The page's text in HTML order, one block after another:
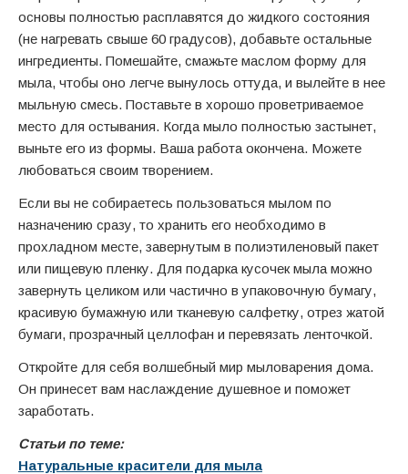
основы полностью расплавятся до жидкого состояния
(не нагревать свыше 60 градусов), добавьте остальные
ингредиенты. Помешайте, смажьте маслом форму для
мыла, чтобы оно легче вынулось оттуда, и вылейте в нее
мыльную смесь. Поставьте в хорошо проветриваемое
место для остывания. Когда мыло полностью застынет,
выньте его из формы. Ваша работа окончена. Можете
любоваться своим творением.
Если вы не собираетесь пользоваться мылом по
назначению сразу, то хранить его необходимо в
прохладном месте, завернутым в полиэтиленовый пакет
или пищевую пленку. Для подарка кусочек мыла можно
завернуть целиком или частично в упаковочную бумагу,
красивую бумажную или тканевую салфетку, отрез жатой
бумаги, прозрачный целлофан и перевязать ленточкой.
Откройте для себя волшебный мир мыловарения дома.
Он принесет вам наслаждение душевное и поможет
заработать.
Статьи по теме:
Натуральные красители для мыла